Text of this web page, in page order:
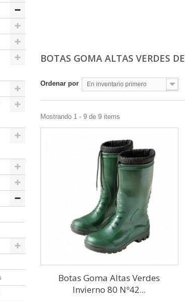
BOTAS GOMA ALTAS VERDES
Ordenar por En inventario primero
Mostrando 1 - 9 de 9 items
Botas Goma Altas Verdes
Invierno 80 Nº42...